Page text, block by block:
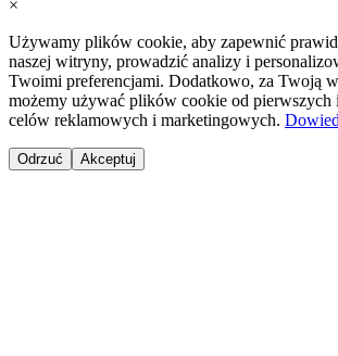
×
Używamy plików cookie, aby zapewnić
naszej witryny, prowadzić analizy i
Twoimi preferencjami. Dodatkowo, za Twoją
możemy używać plików cookie od pierwszych
celów reklamowych i marketingowych.
Odrzuć Akceptuj